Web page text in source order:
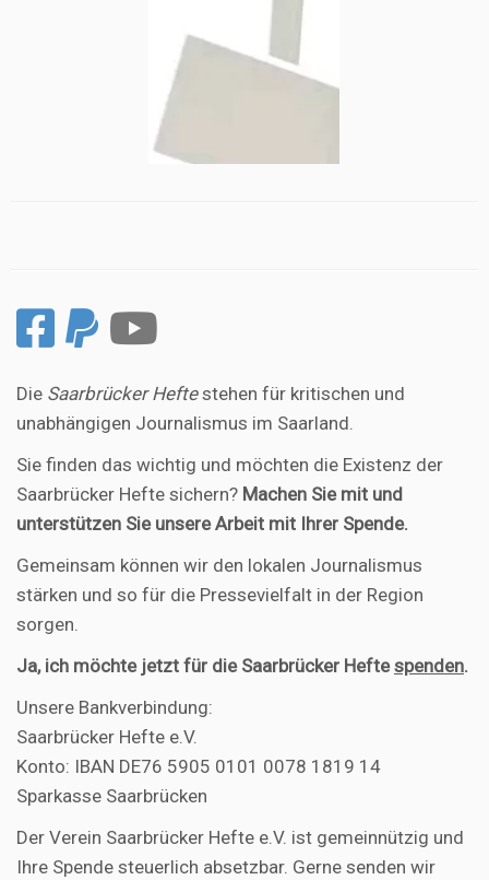
Die Saarbrücker Heftestehen für kritischen und
unabhängigen Journalismus im Saarland.
Sie finden das wichtig und möchten die Existenz der
Saarbrücker Hefte sichern? Machen Sie mit und
unterstützen Sie unsere Arbeit mit Ihrer Spende.
Gemeinsam können wir den lokalen Journalismus
stärken und so für die Pressevielfalt in der Region
sorgen.
Ja, ich möchte jetzt für die Saarbrücker Heftespenden.
Unsere Bankverbindung:
Saarbrücker Hefte e.V.
Konto: IBAN DE76 5905 0101 0078 1819 14
Sparkasse Saarbrücken
Der Verein Saarbrücker Hefte e.V. ist gemeinnützig und
Ihre Spende steuerlich absetzbar. Gerne senden wir